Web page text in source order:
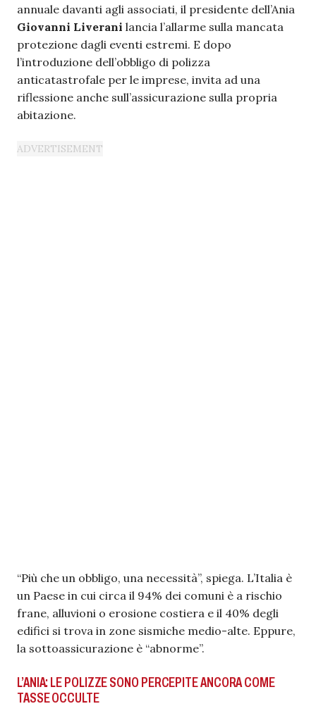
annuale davanti agli associati, il presidente dell’Ania
Giovanni Liverani lancia l’allarme sulla mancata
protezione dagli eventi estremi. E dopo
l’introduzione dell’obbligo di polizza
anticatastrofale per le imprese, invita ad una
riflessione anche sull’assicurazione sulla propria
abitazione.
“Più che un obbligo, una necessità”, spiega. L’Italia è
un Paese in cui circa il 94% dei comuni è a rischio
frane, alluvioni o erosione costiera e il 40% degli
edifici si trova in zone sismiche medio-alte. Eppure,
la sottoassicurazione è “abnorme”.
L’ANIA: LE POLIZZE SONO PERCEPITE ANCORA COME
TASSE OCCULTE